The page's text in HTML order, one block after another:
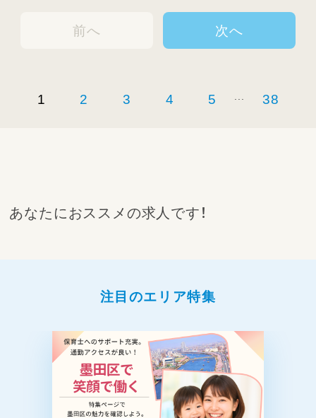
定員は19名前後なので
子ども一人一人の好きなことや
【保育理念】
幸せと社会に貢献します
・保育園が大好きな子ども
前へ
1 2 3 4 5 ... 38
次へ
あなたにおススメの求人です！
注目のエリア特集